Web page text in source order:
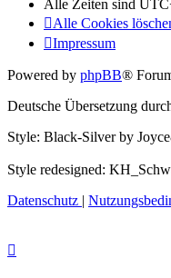
Alle Zeiten sind
Alle Cookies
Impressum
Powered by phpBB®
Deutsche Übersetzung
Style: Black-Silver by
Style redesigned:
Datenschutz |